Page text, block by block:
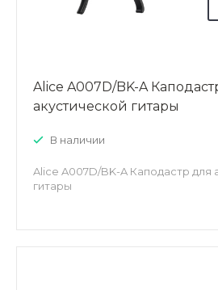
Alice A007D/BK-A
акустической гитары
В наличии
Alice A007D/BK-A Каподастр для
гитары